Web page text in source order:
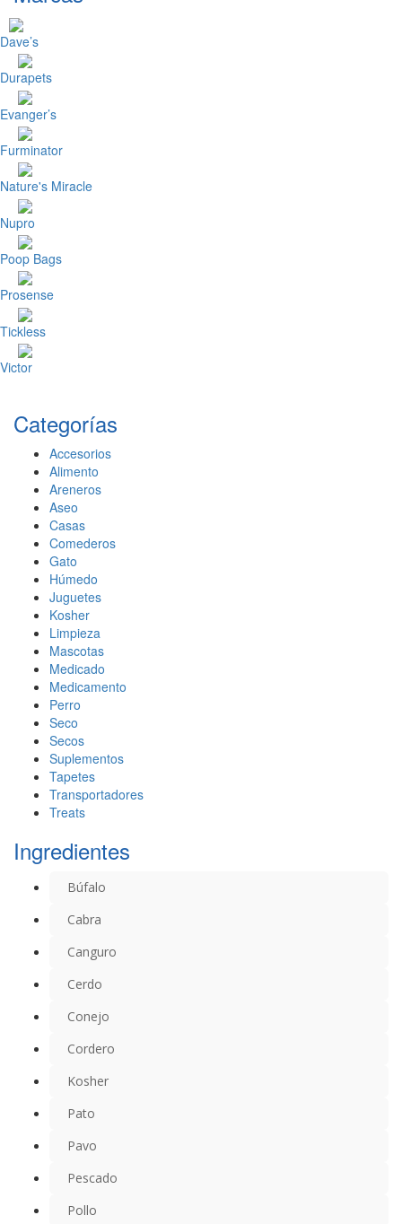
Dave’s
Durapets
Evanger’s
Furminator
Nature's Miracle
Nupro
Poop Bags
Prosense
Tickless
Victor
Categorías
Accesorios
Alimento
Areneros
Aseo
Casas
Comederos
Gato
Húmedo
Juguetes
Kosher
Limpieza
Mascotas
Medicado
Medicamento
Perro
Seco
Secos
Suplementos
Tapetes
Transportadores
Treats
Ingredientes
Búfalo
Cabra
Canguro
Cerdo
Conejo
Cordero
Kosher
Pato
Pavo
Pescado
Pollo